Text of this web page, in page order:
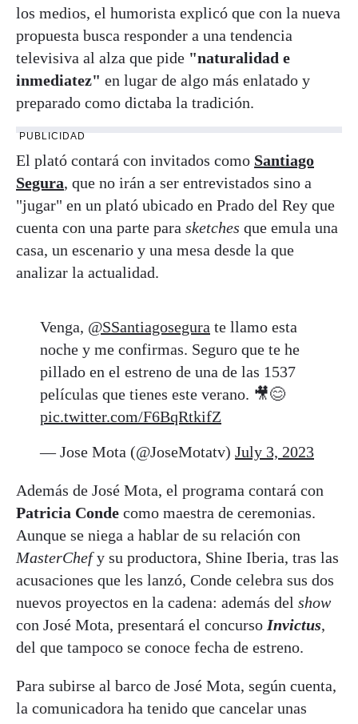
los medios, el humorista explicó que con la nueva
propuesta busca responder a una tendencia
televisiva al alza que pide "naturalidad e
inmediatez" en lugar de algo más enlatado y
preparado como dictaba la tradición.
PUBLICIDAD
El plató contará con invitados como Santiago
Segura, que no irán a ser entrevistados sino a
"jugar" en un plató ubicado en Prado del Rey que
cuenta con una parte para sketches que emula una
casa, un escenario y una mesa desde la que
analizar la actualidad.
Venga, @SSantiagosegura te llamo esta
noche y me confirmas. Seguro que te he
pillado en el estreno de una de las 1537
películas que tienes este verano. 🎥😊
pic.twitter.com/F6BqRtkifZ
— Jose Mota (@JoseMotatv) July 3, 2023
Además de José Mota, el programa contará con
Patricia Conde como maestra de ceremonias.
Aunque se niega a hablar de su relación con
MasterChefy su productora, Shine Iberia, tras las
acusaciones que les lanzó, Conde celebra sus dos
nuevos proyectos en la cadena: además del show
con José Mota, presentará el concurso Invictus,
del que tampoco se conoce fecha de estreno.
Para subirse al barco de José Mota, según cuenta,
la comunicadora ha tenido que cancelar unas